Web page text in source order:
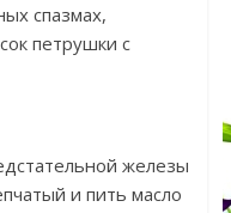
спазмах,
петрушки с
железы
и пить масло